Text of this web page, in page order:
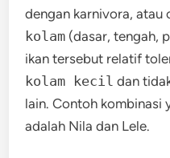
dengan karnivora, atau
kolam (dasar, tengah,
ikan tersebut relatif
kolam kecil dan
lain. Contoh kombinasi
adalah Nila dan Lele.